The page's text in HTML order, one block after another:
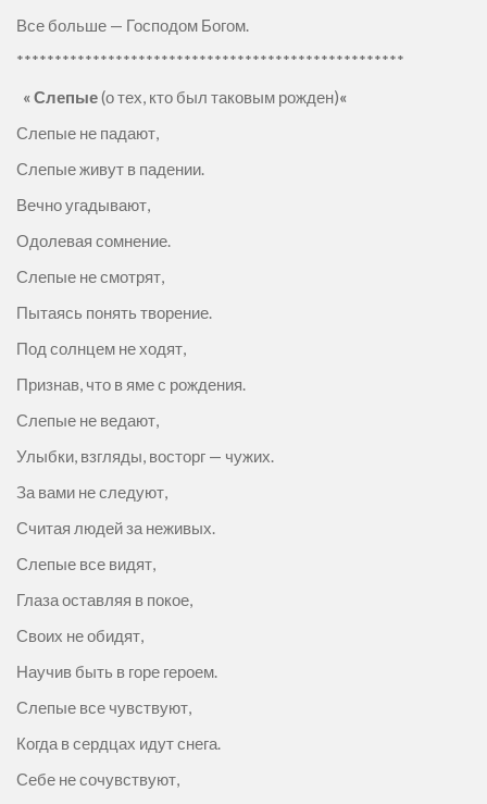
Все больше — Господом Богом.
***************************************************
«Слепые(о тех, кто был таковым рожден)«
Слепые не падают,
Слепые живут в падении.
Вечно угадывают,
Одолевая сомнение.
Слепые не смотрят,
Пытаясь понять творение.
Под солнцем не ходят,
Признав, что в яме с рождения.
Слепые не ведают,
Улыбки, взгляды, восторг — чужих.
За вами не следуют,
Считая людей за неживых.
Слепые все видят,
Глаза оставляя в покое,
Своих не обидят,
Научив быть в горе героем.
Слепые все чувствуют,
Когда в сердцах идут снега.
Себе не сочувствуют,